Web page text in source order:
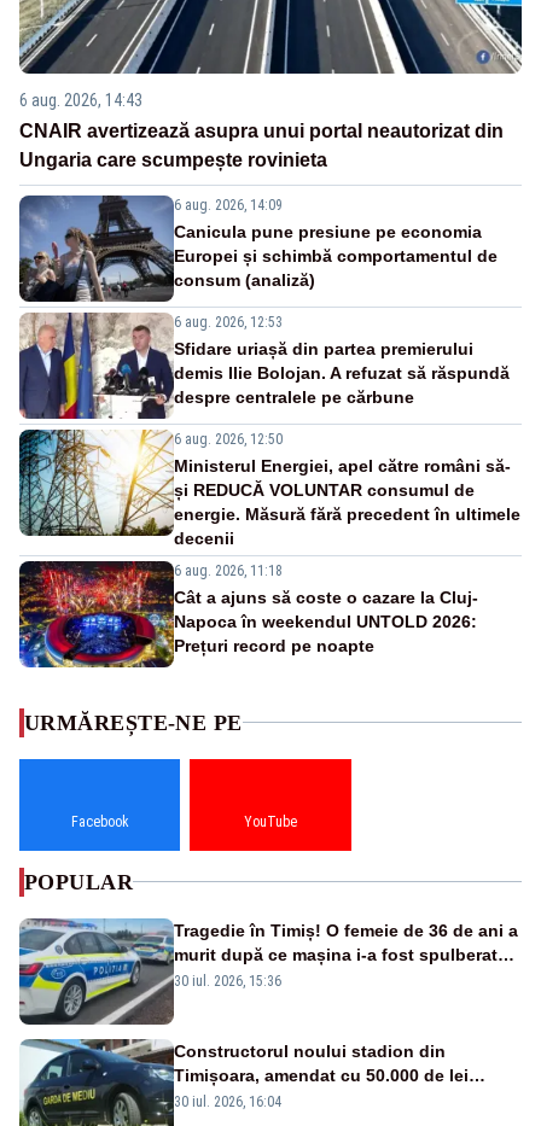
6 aug. 2026, 14:43
CNAIR avertizează asupra unui portal neautorizat din
Ungaria care scumpește rovinieta
6 aug. 2026, 14:09
Canicula pune presiune pe economia
Europei și schimbă comportamentul de
consum (analiză)
6 aug. 2026, 12:53
Sfidare uriașă din partea premierului
demis Ilie Bolojan. A refuzat să răspundă
despre centralele pe cărbune
6 aug. 2026, 12:50
Ministerul Energiei, apel către români să-
și REDUCĂ VOLUNTAR consumul de
energie. Măsură fără precedent în ultimele
decenii
6 aug. 2026, 11:18
Cât a ajuns să coste o cazare la Cluj-
Napoca în weekendul UNTOLD 2026:
Prețuri record pe noapte
URMĂREȘTE-NE PE
Facebook YouTube
POPULAR
Tragedie în Timiș! O femeie de 36 de ani a
murit după ce mașina i-a fost spulberată
de tren
30 iul. 2026, 15:36
Constructorul noului stadion din
Timișoara, amendat cu 50.000 de lei
pentru peste 700 de tone de deșeuri
30 iul. 2026, 16:04